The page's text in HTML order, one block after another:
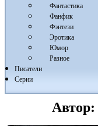
Фантастика
Фанфик
Фэнтези
Эротика
Юмор
Разное
Писатели
Серии
Автор: